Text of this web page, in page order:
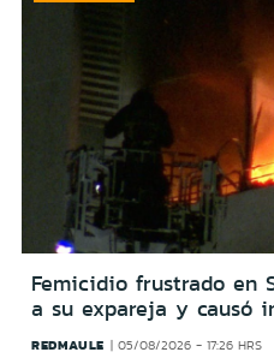
Femicidio frustrado en
a su expareja y causó
REDMAULE 05/08/2026 - 17:26 HRS